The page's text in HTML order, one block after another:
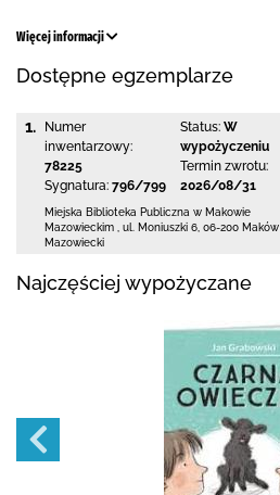
Więcej informacji
Dostępne egzemplarze
1.
Numer
inwentarzowy:
78225
Sygnatura: 796/799
Status: W
wypożyczeniu
Termin zwrotu:
2026/08/31
Miejska Biblioteka Publiczna w Makowie
Mazowieckim
ul. Moniuszki 6 06-200 Maków
Mazowiecki
Najczęściej wypożyczane